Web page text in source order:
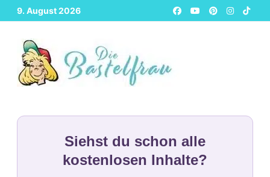
Zurück
zum
Inhalt
9. August 2026
Siehst du schon alle
kostenlosen Inhalte?